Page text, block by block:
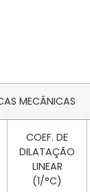
MECÂNICAS
COEF. DE
DILATAÇÃO
LINEAR
(1/°C)